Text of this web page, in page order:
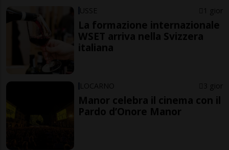
USSE 1 gior
La formazione internazionale
WSET arriva nella Svizzera
italiana
LOCARNO 3 gior
Manor celebra il cinema con il
Pardo d’Onore Manor